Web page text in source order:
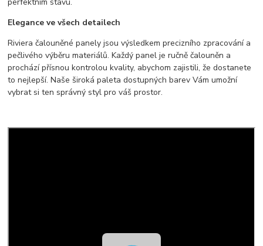
Elegance ve všech detailech
Riviera čalouněné panely jsou výsledkem precizního zpracování a
pečlivého výběru materiálů. Každý panel je ručně čalouněn a
prochází přísnou kontrolou kvality, abychom zajistili, že dostanete
to nejlepší. Naše široká paleta dostupných barev Vám umožní
vybrat si ten správný styl pro váš prostor.